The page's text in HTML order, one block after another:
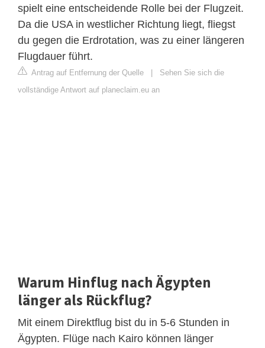
spielt eine entscheidende Rolle bei der Flugzeit.
Da die USA in westlicher Richtung liegt, fliegst
du gegen die Erdrotation, was zu einer längeren
Flugdauer führt.
Antrag auf Entfernung der Quelle
Sehen Sie sich die
vollständige Antwort auf planeclaim.eu an
Warum Hinflug nach Ägypten
länger als Rückflug?
Mit einem Direktflug bist du in 5-6 Stunden in
Ägypten. Flüge nach Kairo können länger